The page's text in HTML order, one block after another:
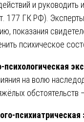
и руководить
177 ГК РФ).
показания
психическое
на волю
обстоятельств
психиатрическая